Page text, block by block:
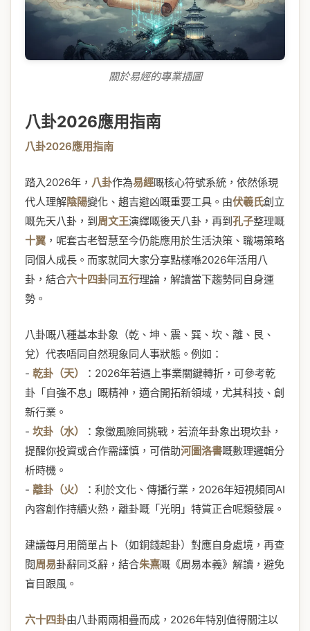
關於易經的專業插圖
八卦2026應用指南
八卦2026應用指南
踏入2026年， 八卦作為易經嘅核心符號系統，依然係現
代人理解陰陽變化、趨吉避凶嘅重要工具。由伏羲氏創立
嘅先天八卦，到周文王演繹嘅後天八卦，再到孔子整理嘅
十翼 ，呢套古老智慧至今仍能應用於生活決策、職場策略
同個人成長。而家就同大家分享點樣喺2026年活用八
卦，結合六十四卦同五行理論，解讀當下趨勢同自身運
勢。
八卦嘅八種基本卦象（乾、坤、震、巽、坎、離、艮、
兌）代表唔同自然現象同人事狀態。例如：
- 乾卦（天）
：2026年若遇上事業關鍵轉折，可參考乾
卦「自強不息」嘅精神，適合開拓新領域，尤其科技、創
新行業。
- 坎卦（水）
：象徵風險同挑戰，若流年卦象出現坎卦，
提醒你投資或合作需謹慎，可借助河圖洛書嘅數理邏輯分
析時機。
- 離卦（火）
：利於文化、傳播行業，2026年短視頻同AI
內容創作持續火熱，離卦嘅「光明」特質正合呢類發展。
建議每月用簡單占卜（如銅錢起卦）對應自身處境，再查
閱周易卦辭同爻辭，結合朱熹嘅《周易本義》解讀，避免
盲目跟風。
六十四卦由八卦兩兩相疊而成，2026年特別值得關注以